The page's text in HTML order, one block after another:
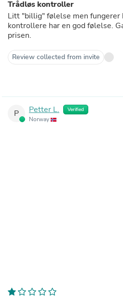
Trådløs kontroller
Litt "billig" følelse men fungerer
kontrollere har en god følelse.
prisen.
Review collected from invite
P Petter L. Verified
Norway